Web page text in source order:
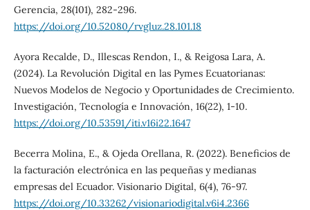
Gerencia, 28(101), 282-296.
https://doi.org/10.52080/rvgluz.28.101.18
Ayora Recalde, D., Illescas Rendon, I., & Reigosa Lara, A.
(2024). La Revolución Digital en las Pymes Ecuatorianas:
Nuevos Modelos de Negocio y Oportunidades de Crecimiento.
Investigación, Tecnología e Innovación, 16(22), 1-10.
https://doi.org/10.53591/iti.v16i22.1647
Becerra Molina, E., & Ojeda Orellana, R. (2022). Beneficios de
la facturación electrónica en las pequeñas y medianas
empresas del Ecuador. Visionario Digital, 6(4), 76-97.
https://doi.org/10.33262/visionariodigital.v6i4.2366